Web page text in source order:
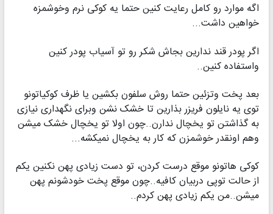
اگه موارد رو کامل رعایت کنین حتما یه کوکی نرم وخوشمزه
خواهین داشت...
اگر پودر قند ندارین بجاش شکر رو تو آسیاب پودر کنین
واستفاده کنین..
بعد پخت وتزئین حتما روش سلفون بکشین یا ظرف کوکیاتونو
توی یه نایلون فریزر بذارین تا خشک نشن وبرای نگهداری نیازی
به گذاشتن تو یخچال ندارن..چون اولا تو یخچال خشک میشن
وهم اونقدر خوشمزن که کار به یخچال نمیکشه...
کوکی هاتونو موقع درست کردن، تو دست زیادی پهن نکنین یکم
از حالت توپی دربیان کافیه..چون موقع پخت خودشونم پهن
میشن..من یکم زیادی پهن کردم..